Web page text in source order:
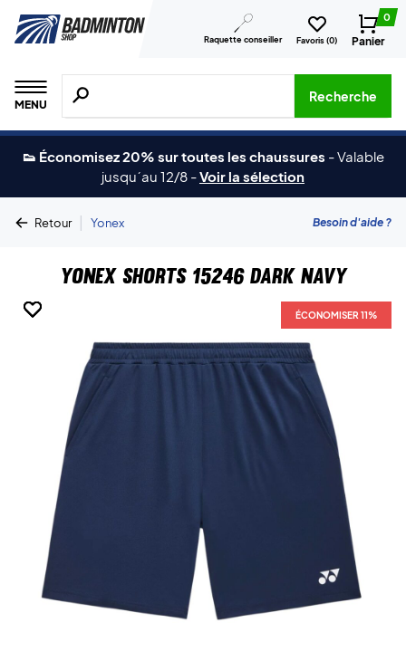
Raquette conseiller Favoris (0)
0
Panier
MENU
Recherche de produits, de marques, etc.
Recherche
👟 Économisez 20% sur toutes les chaussures -Valable
jusqu´au 12/8 -Voir la sélection
Retour | Yonex Besoin d'aide ?
Yonex Shorts 15246 Dark Navy
ÉCONOMISER 11%
ÉCONOMISER 11%
ÉCONOMISER 11%
ÉCONOMISER 11%
ÉCONOMISER 11%